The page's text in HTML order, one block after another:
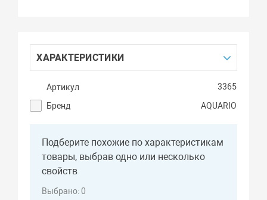
ХАРАКТЕРИСТИКИ
Артикул
3365
Бренд
AQUARIO
Подберите похожие по характеристикам
товары, выбрав одно или несколько
свойств
Выбрано:0